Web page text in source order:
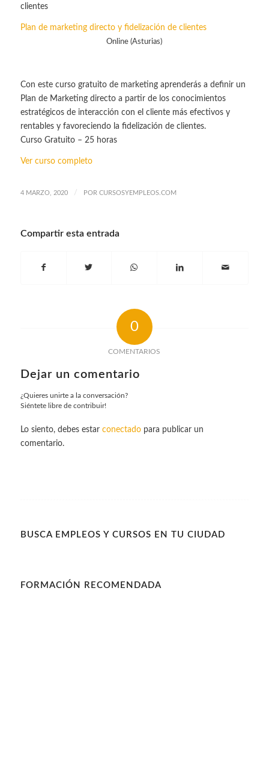
Plan de marketing directo y fidelización de clientes
Online (Asturias)
Con este curso gratuito de marketing aprenderás a definir un
Plan de Marketing directo a partir de los conocimientos
estratégicos de interacción con el cliente más efectivos y
rentables y favoreciendo la fidelización de clientes.
Curso Gratuito – 25 horas
Ver curso completo
4 MARZO, 2020 / POR CURSOSYEMPLEOS.COM
Compartir esta entrada
0
COMENTARIOS
Dejar un comentario
¿Quieres unirte a la conversación?
Siéntete libre de contribuir!
Lo siento, debes estar conectadopara publicar un
comentario.
BUSCA EMPLEOS Y CURSOS EN TU CIUDAD
FORMACIÓN RECOMENDADA